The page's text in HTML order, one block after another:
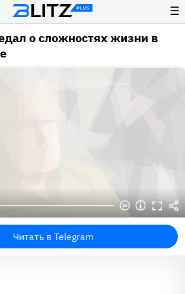
☰
о сложностях жизни в
Читать в Telegram